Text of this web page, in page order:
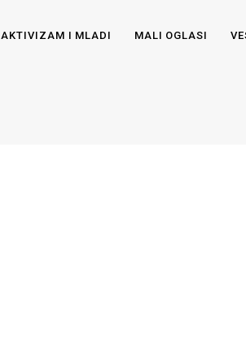
AKTIVIZAM I MLADI MALI OGLASI